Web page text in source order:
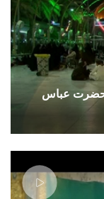
حضرت عباس